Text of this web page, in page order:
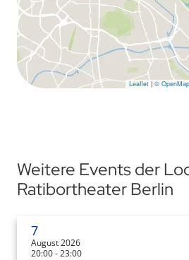
Leaflet | ©
Weitere Events der
Ratibortheater Berlin
7
August 2026
20:00 - 23:00